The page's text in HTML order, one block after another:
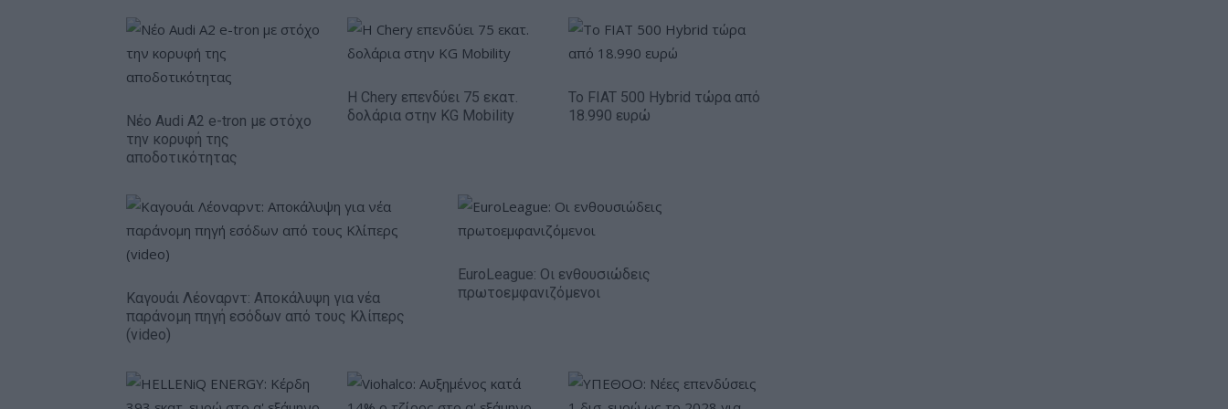
Νέο Audi A2 e-tron με στόχο
την κορυφή της
αποδοτικότητας
Η Chery επενδύει 75 εκατ.
δολάρια στην KG Mobility
Το FIAT 500 Hybrid τώρα από
18.990 ευρώ
Καγουάι Λέοναρντ: Αποκάλυψη για νέα
παράνομη πηγή εσόδων από τους Κλίπερς
(video)
EuroLeague: Οι ενθουσιώδεις
πρωτοεμφανιζόμενοι